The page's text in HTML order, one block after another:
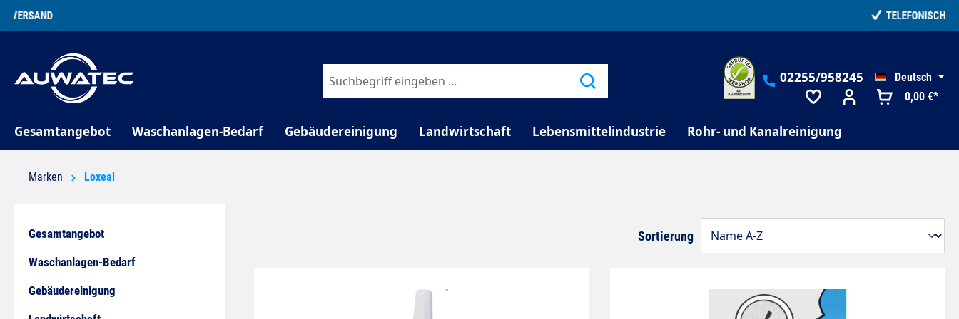
0,00 €*
02255/958245 Deutsch
Gesamtangebot Waschanlagen-Bedarf Gebäudereinigung Landwirtschaft Lebensmittelindustrie Rohr- und Kanalreinigung
Marken Loxeal
Gesamtangebot
Waschanlagen-Bedarf
Gebäudereinigung
Sortierung